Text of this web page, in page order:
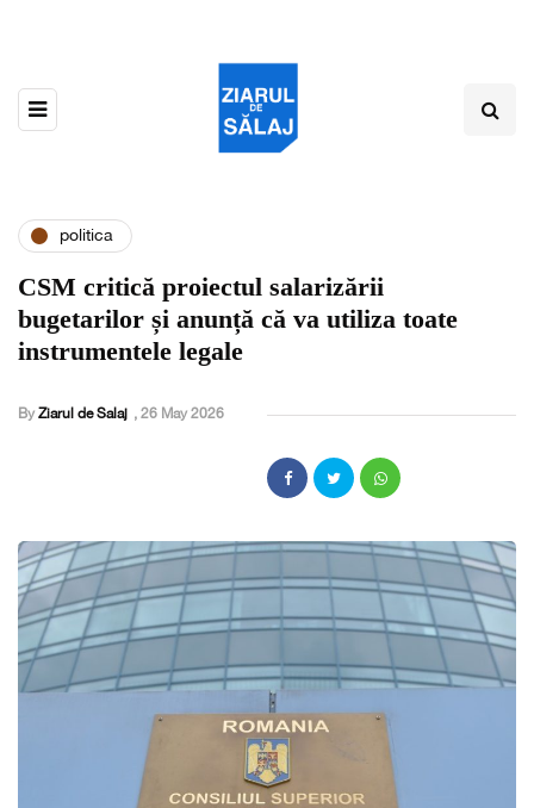
politica
CSM critică proiectul salarizării
bugetarilor și anunță că va utiliza toate
instrumentele legale
By Ziarul de Salaj , 26 May 2026